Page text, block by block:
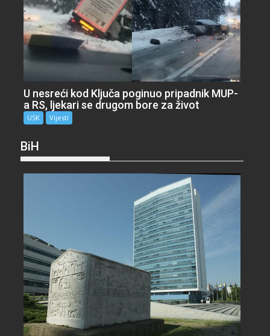
U nesreći kod Ključa poginuo pripadnik MUP-
a RS, ljekari se drugom bore za život
USK Vijesti
BiH